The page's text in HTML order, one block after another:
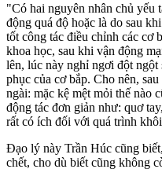
"Có hai nguyên nhân chủ yếu
động quá độ hoặc là do sau
tốt công tác điều chỉnh các cơ
khoa học, sau khi vận động
lên, lúc này nghỉ ngơi đột
phục của cơ bắp. Cho nên,
ngài: mặc kệ mệt mỏi thế nào
động tác đơn giản như: quơ
rất có ích đối với quá trình
Đạo lý này Trần Húc cũng
chết, cho dù biết cũng không